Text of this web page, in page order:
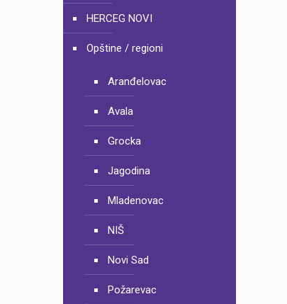
HERCEG NOVI
Opštine / regioni
Aranđelovac
Avala
Grocka
Jagodina
Mladenovac
NIŠ
Novi Sad
Požarevac